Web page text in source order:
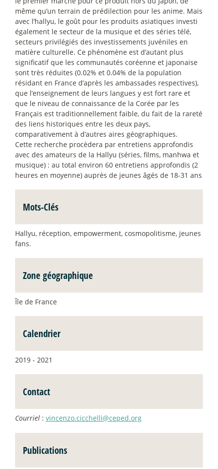
même qu’un terrain de prédilection pour les anime. Mais
avec l’hallyu, le goût pour les produits asiatiques investi
également le secteur de la musique et des séries télé,
secteurs privilégiés des investissements juvéniles en
matière culturelle. Ce phénomène est d’autant plus
significatif que les communautés coréenne et japonaise
sont très réduites (0.02% et 0.04% de la population
résidant en France d’après les ambassades respectives),
que l’enseignement de leurs langues y est fort rare et
que le niveau de connaissance de la Corée par les
Français est traditionnellement faible, du fait de la rareté
des liens historiques entre les deux pays,
comparativement à d’autres aires géographiques.
Cette recherche procèdera par entretiens approfondis
avec des amateurs de la Hallyu (séries, films, manhwa et
musique) : au total environ 60 entretiens approfondis (2
heures en moyenne) auprès de jeunes âgés de 18-31 ans
Mots-Clés
Hallyu, réception, empowerment, cosmopolitisme, jeunes
fans.
Zone géographique
Île de France
Calendrier
2019 - 2021
Contact
Courriel : vincenzo.cicchelli@ceped.org
Publications